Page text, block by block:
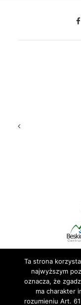
Ta strona
najwyższym
oznacza, że
ma charakter
rozumieniu Art.